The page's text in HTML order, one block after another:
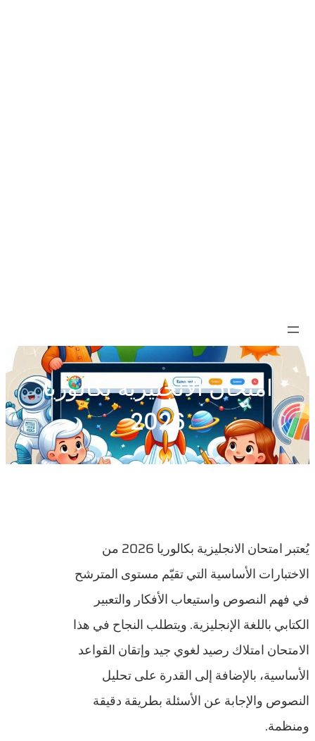
تخطى
إلى
المحتوى
امتحان الانجليزية بكالوريا
2026
يُعتبر امتحان الانجليزية بكالوريا 2026 من
الاختبارات الأساسية التي تقيّم مستوى المترشح
في فهم النصوص واستيعاب الأفكار والتعبير
الكتابي باللغة الإنجليزية. ويتطلب النجاح في هذا
الامتحان امتلاك رصيد لغوي جيد وإتقان القواعد
الأساسية، بالإضافة إلى القدرة على تحليل
النصوص والإجابة عن الأسئلة بطريقة دقيقة
ومنظمة.